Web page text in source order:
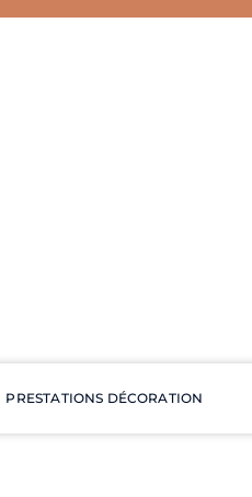
PRESTATIONS DÉCORATION